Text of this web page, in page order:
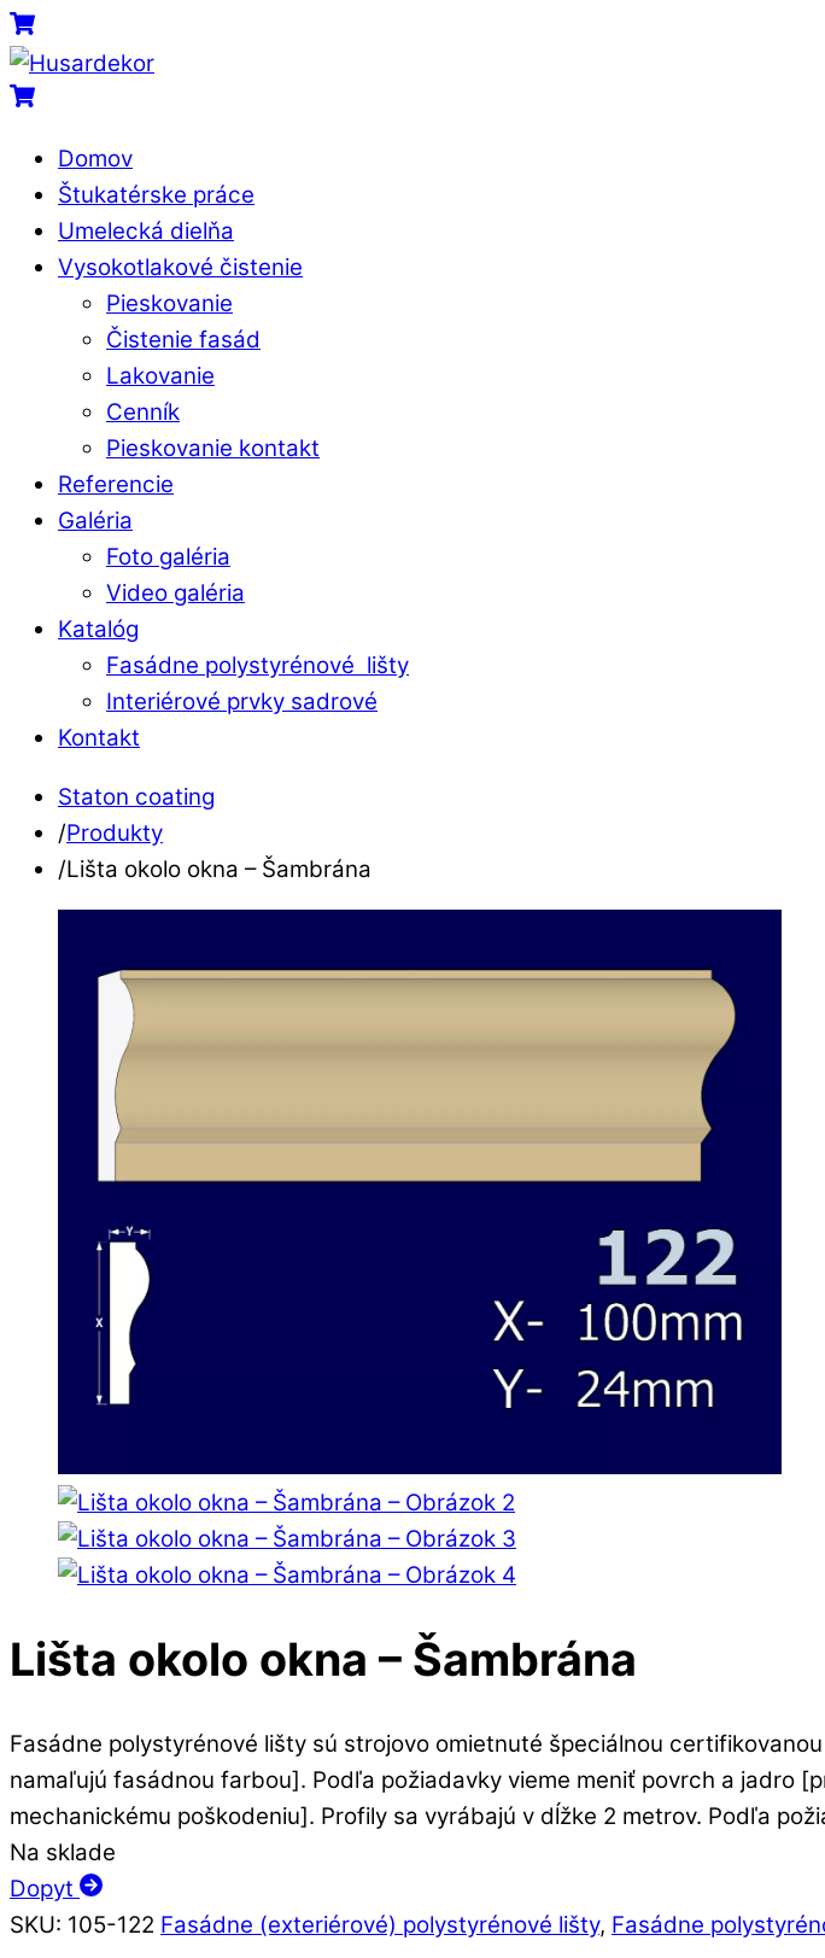
Skip
to
content
Menu
Cart
Cart
Domov
Štukatérske práce
Umelecká dielňa
Vysokotlakové čistenie
Pieskovanie
Čistenie fasád
Lakovanie
Cenník
Pieskovanie kontakt
Referencie
Galéria
Foto galéria
Video galéria
Katalóg
Fasádne polystyrénové lišty
Interiérové prvky sadrové
Kontakt
Close
Menu
Close
Cart
Staton coating
/Produkty
/Lišta okolo okna – Šambrána
Lišta okolo okna – Šambrána
Fasádne polystyrénové lišty sú strojovo omietnuté špeciálnou
namaľujú fasádnou farbou]. Podľa požiadavky vieme meniť povrch a jadro
mechanickému poškodeniu]. Profily sa vyrábajú v dĺžke 2 metrov. Podľa
Na sklade
Dopyt
SKU: 105-122 Fasádne (exteriérové) polystyrénové lišty, Fasádne